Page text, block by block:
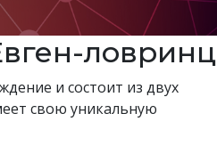
ловринц
и состоит из двух
свою уникальную